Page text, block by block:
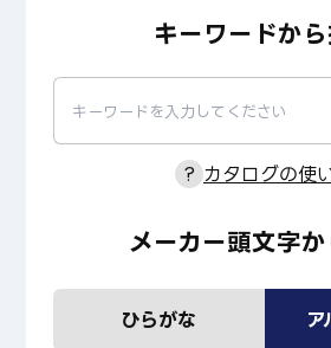
キーワードか
? カタログの使
メーカー頭文字
ひらがな ア